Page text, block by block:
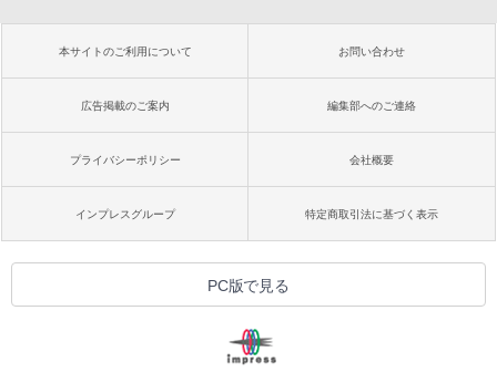
本サイトのご利用について お問い合わせ
広告掲載のご案内 編集部へのご連絡
プライバシーポリシー 会社概要
インプレスグループ 特定商取引法に基づく表示
PC版で見る